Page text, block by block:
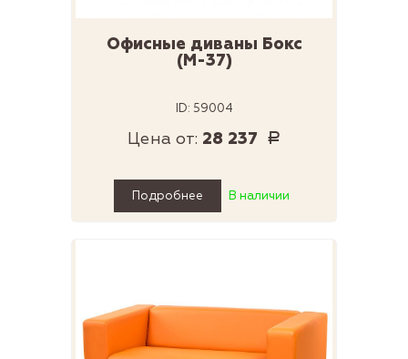
Офисные диваны Бокс
(М-37)
ID: 59004
Цена от: 28 237 Р
Подробнее В наличии